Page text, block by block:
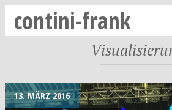
contini-frank
13. MÄRZ 2016